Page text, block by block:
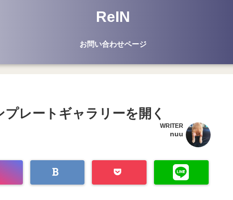
ReIN
お問い合わせページ
レートギャラリーを開く
WRITER
nuu